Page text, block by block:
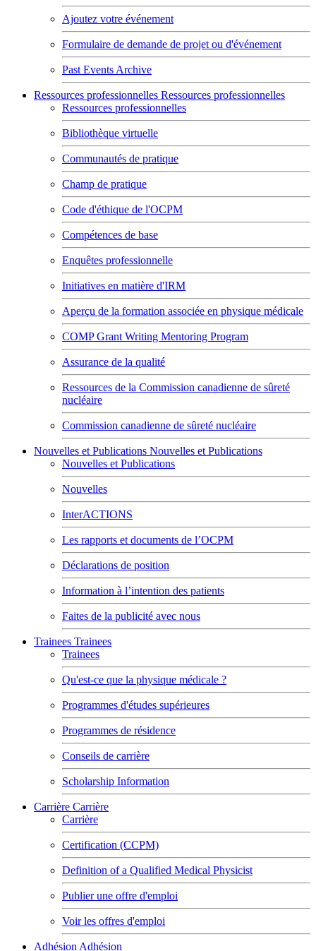
Ajoutez votre événement
Formulaire de demande de projet ou d'événement
Past Events Archive
Ressources professionnelles Ressources professionnelles
Ressources professionnelles
Bibliothèque virtuelle
Communautés de pratique
Champ de pratique
Code d'éthique de l'OCPM
Compétences de base
Enquêtes professionnelle
Initiatives en matière d'IRM
Aperçu de la formation associée en physique médicale
COMP Grant Writing Mentoring Program
Assurance de la qualité
Ressources de la Commission canadienne de sûreté
nucléaire
Commission canadienne de sûreté nucléaire
Nouvelles et Publications Nouvelles et Publications
Nouvelles et Publications
Nouvelles
InterACTIONS
Les rapports et documents de l’OCPM
Déclarations de position
Information à l’intention des patients
Faites de la publicité avec nous
Trainees Trainees
Trainees
Qu'est-ce que la physique médicale ?
Programmes d'études supérieures
Programmes de résidence
Conseils de carrière
Scholarship Information
Carrière Carrière
Carrière
Certification (CCPM)
Definition of a Qualified Medical Physicist
Publier une offre d'emploi
Voir les offres d'emploi
Adhésion Adhésion